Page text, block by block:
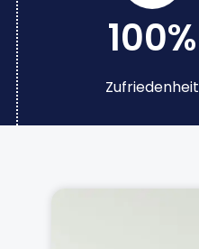
100%
Zufriedenheit